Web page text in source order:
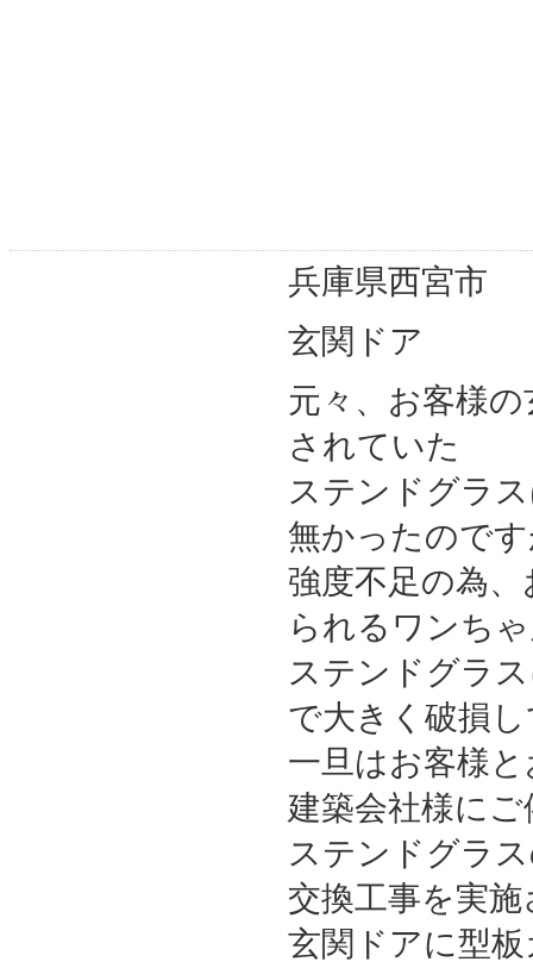
兵庫県西宮市
玄関ドア
元々、お客様
されていた
ステンドグラ
無かったので
強度不足の為
られるワンち
ステンドグラ
で大きく破損
一旦はお客様
建築会社様に
ステンドグラ
交換工事を実施
玄関ドアに型